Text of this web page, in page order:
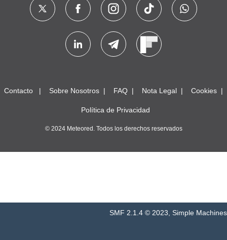
Contacto Sobre Nosotros FAQ Nota Legal Cookies
Política de Privacidad
© 2024 Meteored. Todos los derechos reservados
SMF 2.1.4 © 2023 Simple Machines